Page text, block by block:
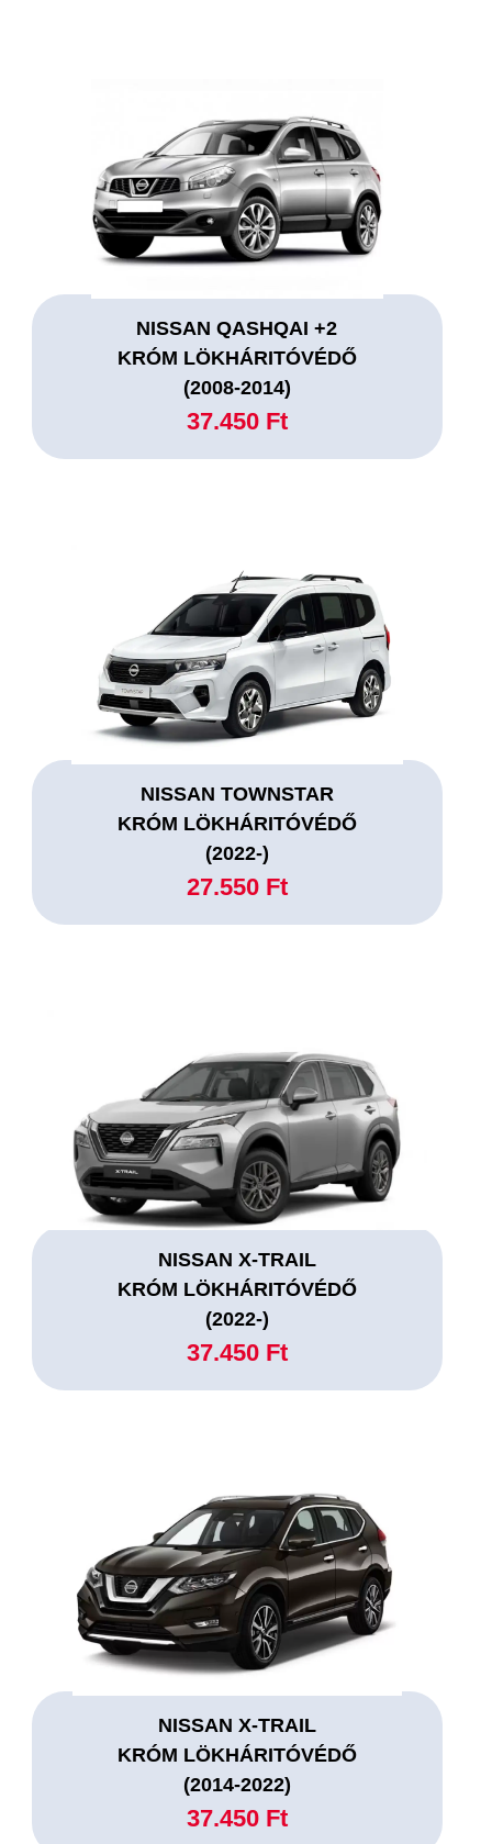
NISSAN QASHQAI +2
KRÓM LÖKHÁRITÓVÉDŐ
(2008-2014)
37.450 Ft
NISSAN TOWNSTAR
KRÓM LÖKHÁRITÓVÉDŐ
(2022-)
27.550 Ft
NISSAN X-TRAIL
KRÓM LÖKHÁRITÓVÉDŐ
(2022-)
37.450 Ft
NISSAN X-TRAIL
KRÓM LÖKHÁRITÓVÉDŐ
(2014-2022)
37.450 Ft